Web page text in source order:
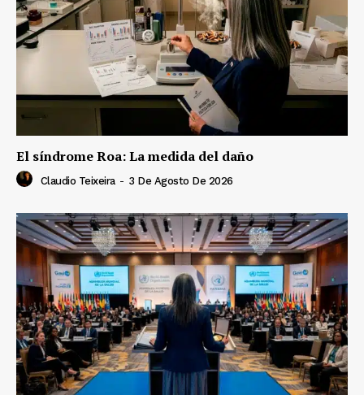
El síndrome Roa: La medida del daño
Claudio Teixeira - 3 De Agosto De 2026